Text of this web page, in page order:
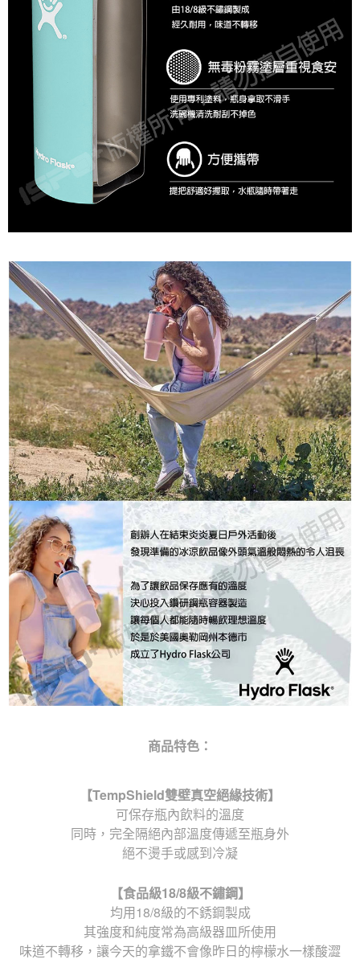
商品特色：
【TempShield雙壁真空絕緣技術】
可保存瓶內飲料的溫度
同時，完全隔絕內部溫度傳遞至瓶身外
絕不燙手或感到冷凝
【食品級18/8級不鏽鋼】
均用18/8級的不銹鋼製成
其強度和純度常為高級器皿所使用
味道不轉移，讓今天的拿鐵不會像昨日的檸檬水一樣酸澀